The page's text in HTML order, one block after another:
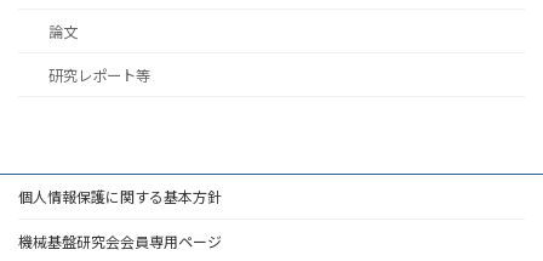
論文
研究レポート等
個人情報保護に関する基本方針
機械基盤研究会会員専用ページ